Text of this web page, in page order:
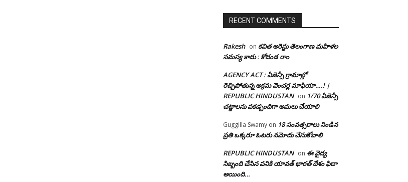
RECENT COMMENTS
Rakesh on కవిత అరెస్టు తెలంగాణ మహిళల
సమస్య కాదు : కోదండ రాం
AGENCY ACT : ఏజెన్సీ గ్రామాల్లో
రెచ్చిపోతున్న అక్రమ వెంచర్ల మాఫియా….! |
REPUBLIC HINDUSTAN on 1/70 ఏజెన్సీ
చట్టాలను పకడ్బందిగా అమలు చేయాలి
Guggilla Swamy on 18 సంవత్సరాలు నిండిన
ప్రతి ఒక్కరూ ఓటరు నమోదు చేసుకోవాలి
REPUBLIC HINDUSTAN on ఈ వైద్య
సిబ్బంది చేసిన పనికి యావత్ భారత్ దేశం ఫిదా
అయింది…